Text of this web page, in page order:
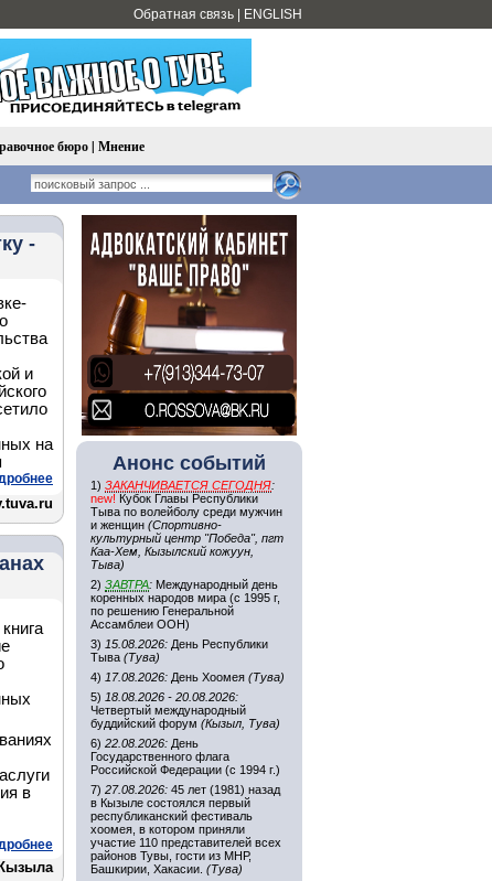
Обратная связь ENGLISH
бюро| Мнение
-
и
на
в
Анонс событий
1) ЗАКАНЧИВАЕТСЯ СЕГОДНЯ:
new! Кубок Главы Республики
Тыва по волейболу среди мужчин
и женщин (Спортивно-
культурный центр "Победа", пгт
Каа-Хем, Кызылский кожуун,
Тыва)
2) ЗАВТРА: Международный день
коренных народов мира (с 1995 г,
по решению Генеральной
Ассамблеи ООН)
3) 15.08.2026: День Республики
Тыва (Тува)
4) 17.08.2026: День Хоомея (Тува)
5) 18.08.2026 - 20.08.2026:
Четвертый международный
буддийский форум (Кызыл, Тува)
6) 22.08.2026: День
Государственного флага
Российской Федерации (с 1994 г.)
7) 27.08.2026: 45 лет (1981) назад
в Кызыле состоялся первый
республиканский фестиваль
хоомея, в котором приняли
участие 110 представителей всех
районов Тувы, гости из МНР,
Башкирии, Хакасии. (Тува)